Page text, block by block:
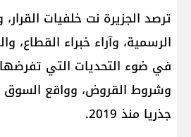
ترصد الجزيرة نت خلفيات
الرسمية، وآراء خبراء القطاع،
في ضوء التحديات التي تفرضها
وشروط القروض، وواقع السوق
جذريا منذ 2019.